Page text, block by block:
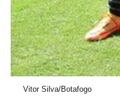
Vitor Silva/Botafogo